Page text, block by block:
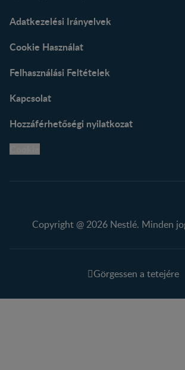
Adatkezelési Irányelvek
Cookie Használat
Felhasználási Feltételek
Kapcsolat
Hozzáférhetőségi nyilatkozat
Copyright @ 2026 Nestlé. Minden
Görgessen a tetejére